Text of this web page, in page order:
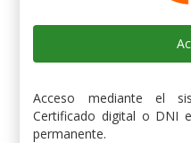
Acceso mediante el
Certificado digital o DNI
permanente.